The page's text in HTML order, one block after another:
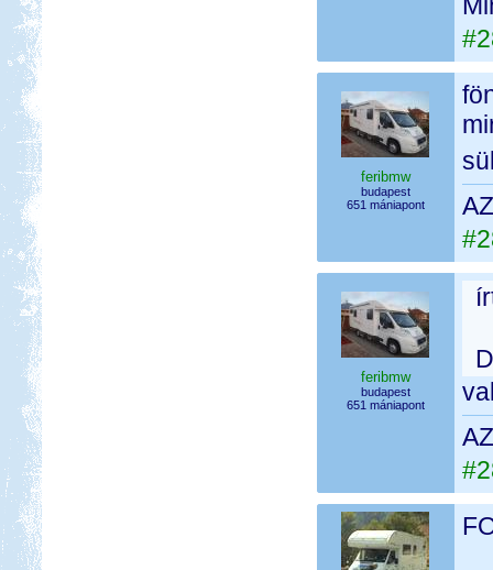
feribmw
budapest
651 mániapont
feribmw
budapest
651 mániapont